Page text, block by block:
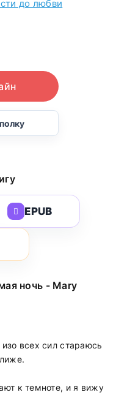
до любви
EPUB
ночь - Mary
всех сил стараюсь
к темноте, и я вижу